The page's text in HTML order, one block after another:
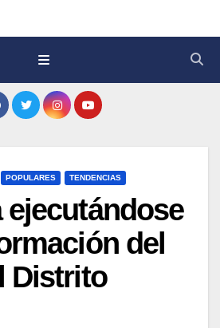
POPULARES TENDENCIAS
ejecutándose
del
Distrito